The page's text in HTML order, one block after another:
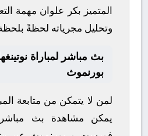
المتميز بكر علوان مهمة
وتحليل مجرياته لحظةً
بث مباشر لمباراة
بورنموث
لمن لا يتمكن من متابعة
يمكن مشاهدة بث مباشر